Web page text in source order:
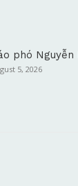
phó
5, 2026